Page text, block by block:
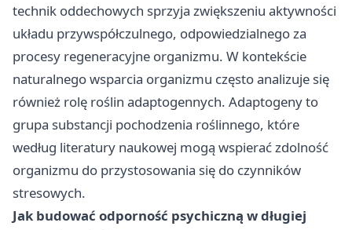
technik oddechowych sprzyja zwiększeniu aktywności
układu przywspółczulnego, odpowiedzialnego za
procesy regeneracyjne organizmu. W kontekście
naturalnego wsparcia organizmu często analizuje się
również rolę roślin adaptogennych. Adaptogeny to
grupa substancji pochodzenia roślinnego, które
według literatury naukowej mogą wspierać zdolność
organizmu do przystosowania się do czynników
stresowych.
Jak budować odporność psychiczną w długiej